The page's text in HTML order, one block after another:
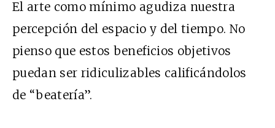
El arte como mínimo agudiza nuestra
percepción del espacio y del tiempo. No
pienso que estos beneficios objetivos
puedan ser ridiculizables calificándolos
de “beatería”.